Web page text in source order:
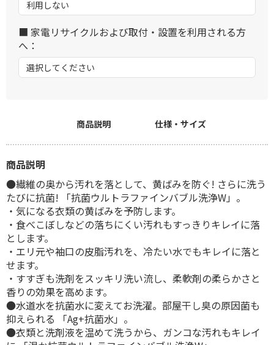
■ 家電リサイクルおよび取付・設置を利用される方
へ：
商品説明 仕様・サイズ
商品説明
●繊維の奥から汚れを落として、黄ばみを防ぐ! さらに洗う
たびに抗菌! 「抗菌ウルトラファインバブル洗浄W」。
・気になる衣類の黄ばみを予防します。
・食べこぼしなどの落ちにくい汚れもすっきりキレイに落
とします。
・エリ元や袖口の皮脂汚れを、冷たい水でもキレイに落と
せます。
・すすぎも洗剤をスッキリ洗い流し、柔軟剤の柔らかさと
香りの効果を高めます。
●水道水を抗菌水に変えてお洗濯。部屋干し臭の原因菌も
抑えられる 「Ag+抗菌水」。
●衣類と洗剤液を温めて洗うから、ガンコな汚れもキレイ